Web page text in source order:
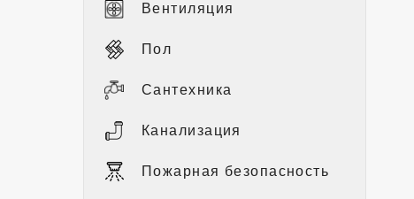
Вентиляция
Пол
Сантехника
Канализация
Пожарная безопасность